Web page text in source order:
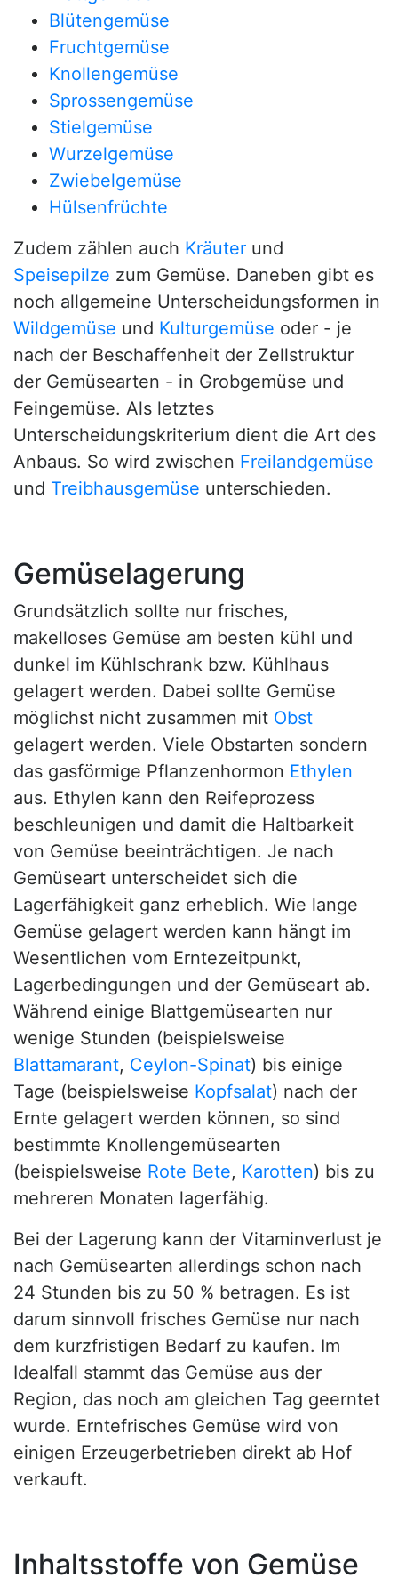
Blütengemüse
Fruchtgemüse
Knollengemüse
Sprossengemüse
Stielgemüse
Wurzelgemüse
Zwiebelgemüse
Hülsenfrüchte
Zudem zählen auch Kräuter und
Speisepilze zum Gemüse. Daneben gibt es
noch allgemeine Unterscheidungsformen in
Wildgemüse und Kulturgemüse oder - je
nach der Beschaffenheit der Zellstruktur
der Gemüsearten - in Grobgemüse und
Feingemüse. Als letztes
Unterscheidungskriterium dient die Art des
Anbaus. So wird zwischen Freilandgemüse
und Treibhausgemüse unterschieden.
Gemüselagerung
Grundsätzlich sollte nur frisches,
makelloses Gemüse am besten kühl und
dunkel im Kühlschrank bzw. Kühlhaus
gelagert werden. Dabei sollte Gemüse
möglichst nicht zusammen mit Obst
gelagert werden. Viele Obstarten sondern
das gasförmige Pflanzenhormon Ethylen
aus. Ethylen kann den Reifeprozess
beschleunigen und damit die Haltbarkeit
von Gemüse beeinträchtigen. Je nach
Gemüseart unterscheidet sich die
Lagerfähigkeit ganz erheblich. Wie lange
Gemüse gelagert werden kann hängt im
Wesentlichen vom Erntezeitpunkt,
Lagerbedingungen und der Gemüseart ab.
Während einige Blattgemüsearten nur
wenige Stunden (beispielsweise
Blattamarant, Ceylon-Spinat) bis einige
Tage (beispielsweise Kopfsalat) nach der
Ernte gelagert werden können, so sind
bestimmte Knollengemüsearten
(beispielsweise Rote Bete, Karotten) bis zu
mehreren Monaten lagerfähig.
Bei der Lagerung kann der Vitaminverlust je
nach Gemüsearten allerdings schon nach
24 Stunden bis zu 50 % betragen. Es ist
darum sinnvoll frisches Gemüse nur nach
dem kurzfristigen Bedarf zu kaufen. Im
Idealfall stammt das Gemüse aus der
Region, das noch am gleichen Tag geerntet
wurde. Erntefrisches Gemüse wird von
einigen Erzeugerbetrieben direkt ab Hof
verkauft.
Inhaltsstoffe von Gemüse